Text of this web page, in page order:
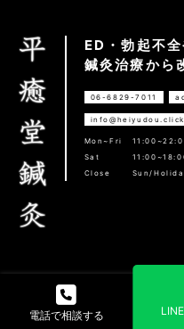
ED・勃起不
鍼灸治療から
06-6829-7011
info@heiyudou.click
Mon~Fri
Sat
Close
Sun/
電話で相談する